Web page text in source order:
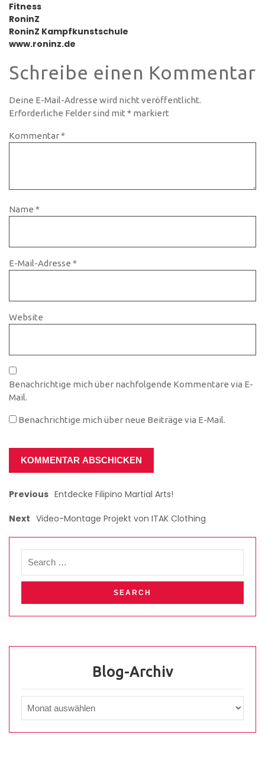
Fitness
RoninZ
RoninZ Kampfkunstschule
www.roninz.de
Schreibe einen Kommentar
Deine E-Mail-Adresse wird nicht veröffentlicht.
Erforderliche Felder sind mit * markiert
Kommentar*
Name *
E-Mail-Adresse *
Website
Benachrichtige mich über nachfolgende Kommentare via E-
Mail.
Benachrichtige mich über neue Beiträge via E-Mail.
Previous Entdecke Filipino Martial Arts!
Next Video-Montage Projekt von ITAK Clothing
Blog-Archiv